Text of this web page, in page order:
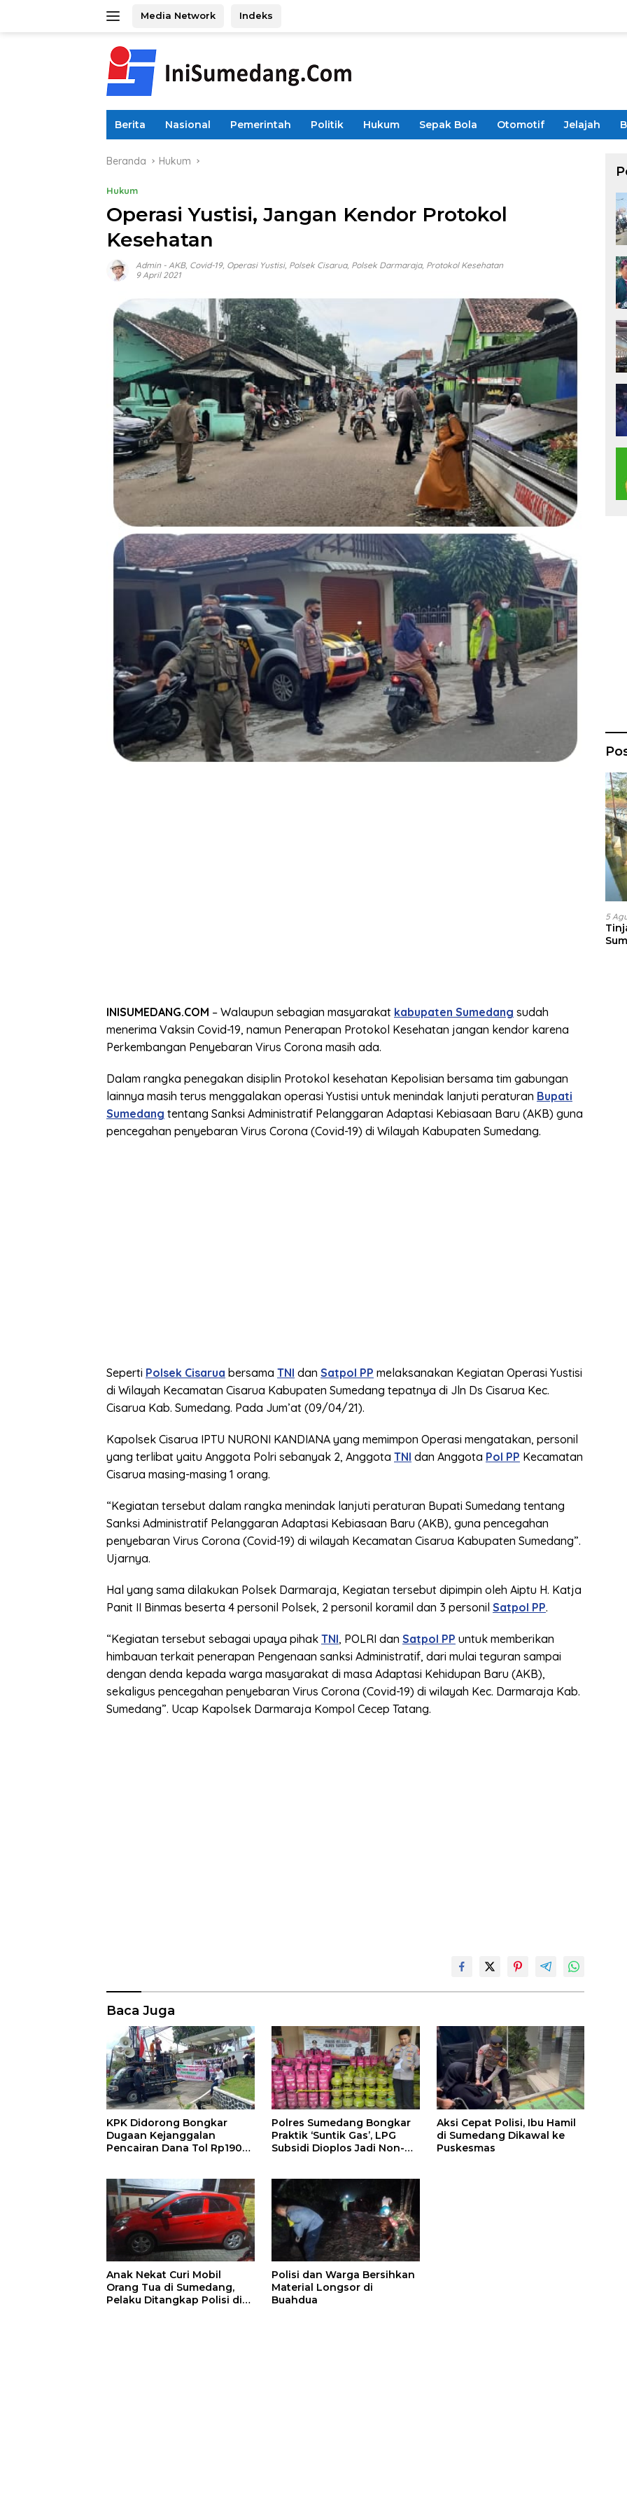
Media Network Indeks
Berita Nasional Pemerintah Politik Hukum Sepak Bola Otomotif Jelajah
Beranda Hukum
Hukum
Operasi Yustisi, Jangan Kendor Protokol
Kesehatan
Admin - AKB, Covid-19, Operasi Yustisi, Polsek Cisarua, Polsek Darmaraja, Protokol Kesehatan
9 April 2021
INISUMEDANG.COM – Walaupun sebagian masyarakat kabupaten Sumedang sudah
menerima Vaksin Covid-19, namun Penerapan Protokol Kesehatan jangan kendor karena
Perkembangan Penyebaran Virus Corona masih ada.
Dalam rangka penegakan disiplin Protokol kesehatan Kepolisian bersama tim gabungan
lainnya masih terus menggalakan operasi Yustisi untuk menindak lanjuti peraturan Bupati
Sumedang tentang Sanksi Administratif Pelanggaran Adaptasi Kebiasaan Baru (AKB) guna
pencegahan penyebaran Virus Corona (Covid-19) di Wilayah Kabupaten Sumedang.
Seperti Polsek Cisarua bersama TNI dan Satpol PP melaksanakan Kegiatan Operasi Yustisi
di Wilayah Kecamatan Cisarua Kabupaten Sumedang tepatnya di Jln Ds Cisarua Kec.
Cisarua Kab. Sumedang. Pada Jum’at (09/04/21).
Kapolsek Cisarua IPTU NURONI KANDIANA yang memimpon Operasi mengatakan, personil
yang terlibat yaitu Anggota Polri sebanyak 2, Anggota TNI dan Anggota Pol PP Kecamatan
Cisarua masing-masing 1 orang.
“Kegiatan tersebut dalam rangka menindak lanjuti peraturan Bupati Sumedang tentang
Sanksi Administratif Pelanggaran Adaptasi Kebiasaan Baru (AKB), guna pencegahan
penyebaran Virus Corona (Covid-19) di wilayah Kecamatan Cisarua Kabupaten Sumedang”.
Ujarnya.
Hal yang sama dilakukan Polsek Darmaraja, Kegiatan tersebut dipimpin oleh Aiptu H. Katja
Panit II Binmas beserta 4 personil Polsek, 2 personil koramil dan 3 personil Satpol PP.
“Kegiatan tersebut sebagai upaya pihak TNI, POLRI dan Satpol PP untuk memberikan
himbauan terkait penerapan Pengenaan sanksi Administratif, dari mulai teguran sampai
dengan denda kepada warga masyarakat di masa Adaptasi Kehidupan Baru (AKB),
sekaligus pencegahan penyebaran Virus Corona (Covid-19) di wilayah Kec. Darmaraja Kab.
Sumedang”. Ucap Kapolsek Darmaraja Kompol Cecep Tatang.
Baca Juga
KPK Didorong Bongkar
Dugaan Kejanggalan
Pencairan Dana Tol Rp190
Polres Sumedang Bongkar
Praktik ‘Suntik Gas’, LPG
Subsidi Dioplos Jadi Non-
Aksi Cepat Polisi, Ibu Hamil
di Sumedang Dikawal ke
Puskesmas
Anak Nekat Curi Mobil
Orang Tua di Sumedang,
Pelaku Ditangkap Polisi di
Polisi dan Warga Bersihkan
Material Longsor di
Buahdua
5